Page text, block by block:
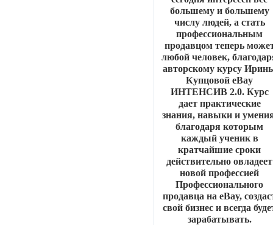
большему и большему
числу людей, а стать
профессиональным
продавцом теперь
любой человек,
авторскому курсу
Купцовой eBay
ИНТЕНСИВ 2.0. Курс
дает практические
знания, навыки и
благодаря которым
каждый ученик в
кратчайшие сроки
действительно овладеет
новой профессией
Профессионального
продавца на eBay,
свой бизнес и всегда
зарабатывать.